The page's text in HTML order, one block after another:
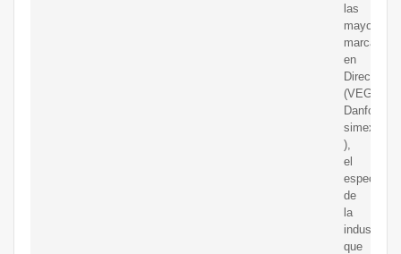
las
mayores
marcas
en
(VEGA,
Danfoss,
simex,
),
el
de
la
industria
que